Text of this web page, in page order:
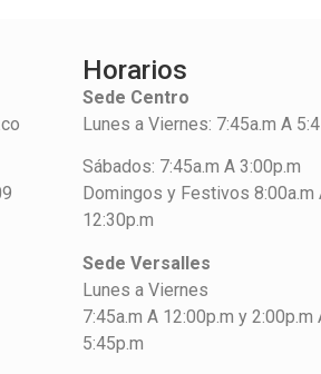
Horarios
Sede Centro
Lunes a Viernes: 7:45a.m A
Sábados: 7:45a.m A 3:00p.m
Domingos y Festivos 8:00a.m
12:30p.m
Sede Versalles
Lunes a Viernes
7:45a.m A 12:00p.m y 2:00p.m
5:45p.m